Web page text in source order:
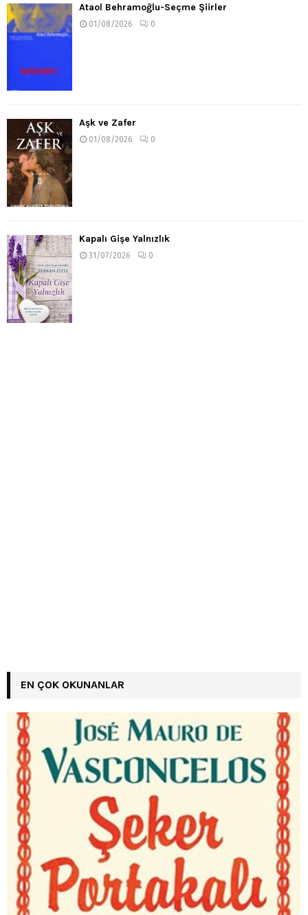
Ataol Behramoğlu-Seçme Şiirler
01/08/2026 0
Aşk ve Zafer
01/08/2026 0
Kapalı Gişe Yalnızlık
31/07/2026 0
EN ÇOK OKUNANLAR